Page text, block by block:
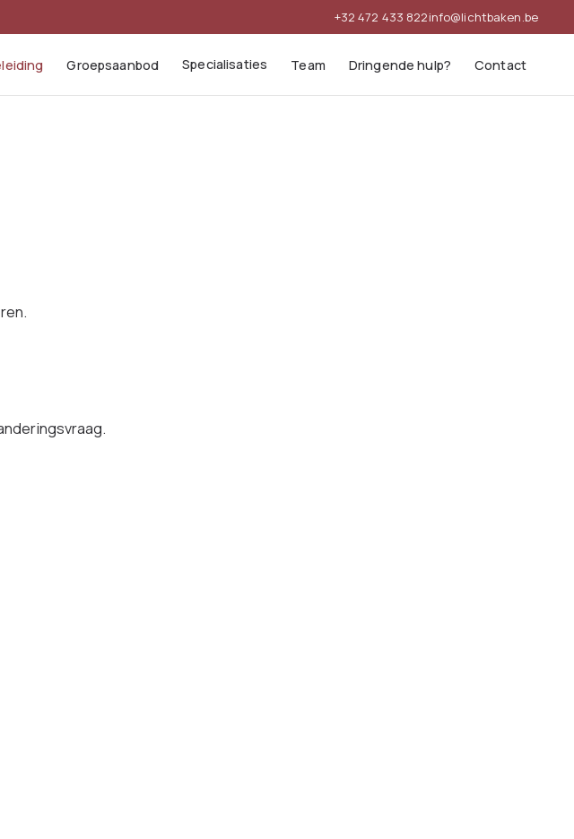
+32 472 433 822info@lichtbaken.be
Groepsaanbod Specialisaties Team Dringende hulp? Contact